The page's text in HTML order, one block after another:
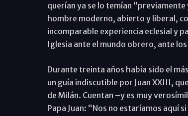
querían ya se lo temían
hombre moderno, abierto y liberal,
incomparable experiencia eclesial y
Iglesia ante el mundo obrero, ante
Durante treinta años había sido el
un guía indiscutible por Juan XXIII,
de Milán. Cuentan –y es muy
Papa Juan: “Nos no estaríamos aquí